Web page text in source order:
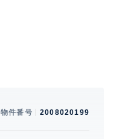
0
物件番号 2008020199